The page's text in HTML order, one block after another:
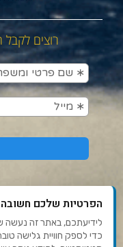
רוצים לקבל
תנאי
הפרטיות שלכם חשובה
כדי לספק חוויית גלישה